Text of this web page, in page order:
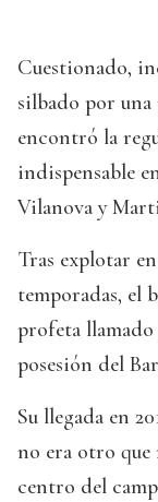
Cuestionado,
silbado por una
encontró la
indispensable
Vilanova y
Tras explotar
temporadas, el
profeta llamado
posesión del
Su llegada en
no era otro que
centro del